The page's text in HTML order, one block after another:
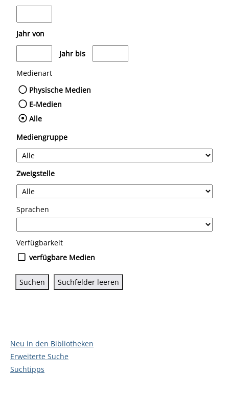
Jahr von
Medien anzeigen, die nach dem Jahr veröffentlicht wurden
Jahr bis
Medienart
Physische Medien
E-Medien
Alle
Mediengruppe
Zweigstelle
Sprachen
Verfügbarkeit
verfügbare Medien
Neu in den Bibliotheken
Erweiterte Suche
Suchtipps